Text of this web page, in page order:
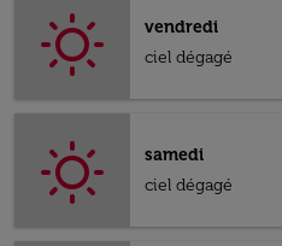
vendredi
ciel dégagé
samedi
ciel dégagé